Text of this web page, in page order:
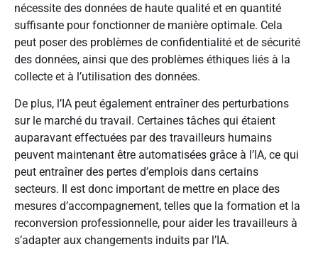
nécessite des données de haute qualité et en quantité
suffisante pour fonctionner de manière optimale. Cela
peut poser des problèmes de confidentialité et de sécurité
des données, ainsi que des problèmes éthiques liés à la
collecte et à l’utilisation des données.
De plus, l’IA peut également entraîner des perturbations
sur le marché du travail. Certaines tâches qui étaient
auparavant effectuées par des travailleurs humains
peuvent maintenant être automatisées grâce à l’IA, ce qui
peut entraîner des pertes d’emplois dans certains
secteurs. Il est donc important de mettre en place des
mesures d’accompagnement, telles que la formation et la
reconversion professionnelle, pour aider les travailleurs à
s’adapter aux changements induits par l’IA.